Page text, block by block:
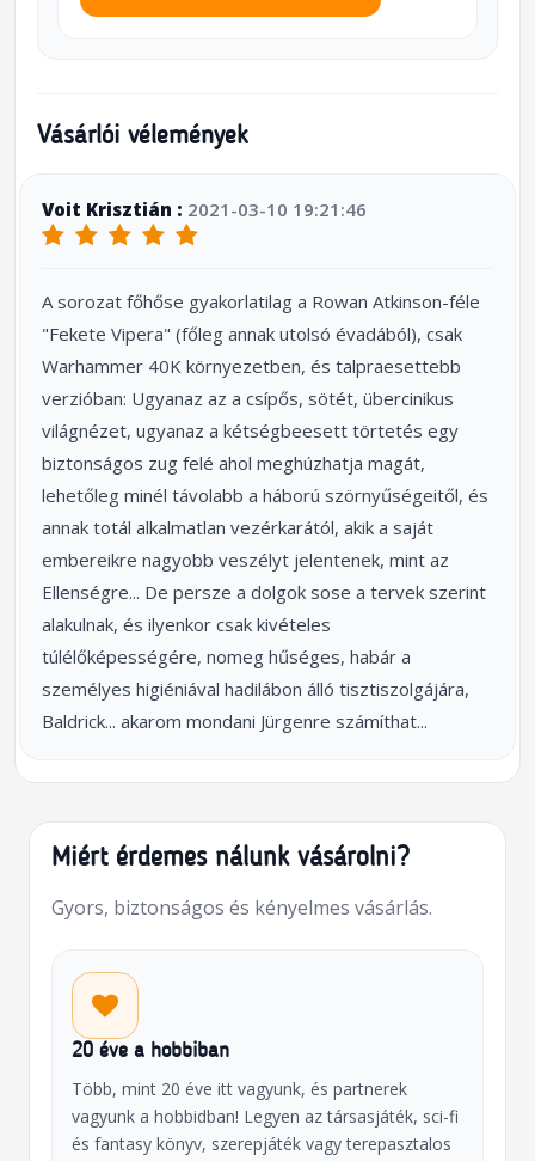
Vásárlói vélemények
Voit Krisztián : 2021-03-10 19:21:46
A sorozat főhőse gyakorlatilag a Rowan Atkinson-féle
"Fekete Vipera" (főleg annak utolsó évadából), csak
Warhammer 40K környezetben, és talpraesettebb
verzióban: Ugyanaz az a csípős, sötét, übercinikus
világnézet, ugyanaz a kétségbeesett törtetés egy
biztonságos zug felé ahol meghúzhatja magát,
lehetőleg minél távolabb a háború szörnyűségeitől, és
annak totál alkalmatlan vezérkarától, akik a saját
embereikre nagyobb veszélyt jelentenek, mint az
Ellenségre... De persze a dolgok sose a tervek szerint
alakulnak, és ilyenkor csak kivételes
túlélőképességére, nomeg hűséges, habár a
személyes higiéniával hadilábon álló tisztiszolgájára,
Baldrick... akarom mondani Jürgenre számíthat...
Miért érdemes nálunk vásárolni?
Gyors, biztonságos és kényelmes vásárlás.
20 éve a hobbiban
Több, mint 20 éve itt vagyunk, és partnerek
vagyunk a hobbidban! Legyen az társasjáték, sci-fi
és fantasy könyv, szerepjáték vagy terepasztalos